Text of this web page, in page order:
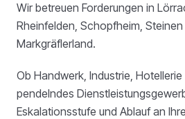
Wir betreuen Forderungen in
Rheinfelden, Schopfheim,
Markgräflerland.
Ob Handwerk, Industrie,
pendelndes
Eskalationsstufe und Ablauf an